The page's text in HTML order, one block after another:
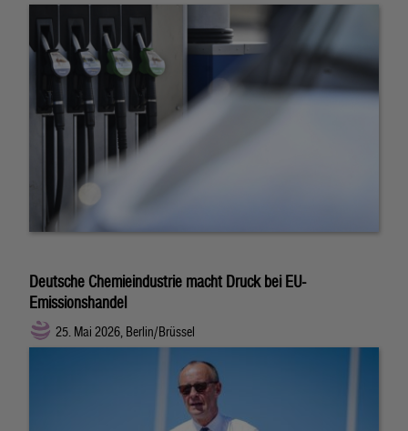
Deutsche Chemieindustrie macht Druck bei EU-
Emissionshandel
25. Mai 2026, Berlin/Brüssel